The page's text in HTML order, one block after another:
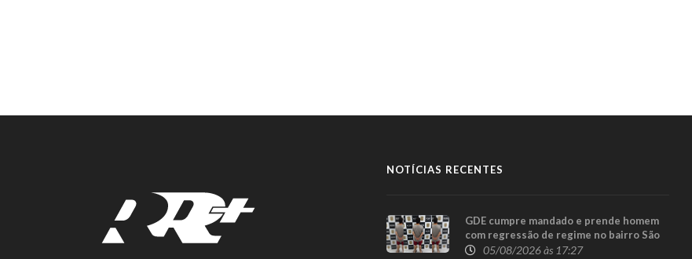
NOTÍCIAS RECENTES
GDE cumpre mandado e prende homem
com regressão de regime no bairro São
Cristóvão, em Cascavel
05/08/2026 às 17:27